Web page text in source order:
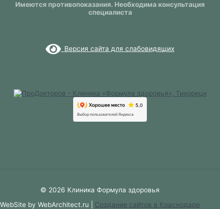
Имеются противопоказания. Необходима консультация
специалиста
Версия сайта для слабовидящих
© 2026 Клиника Формула здоровья
WebSite by WebArchitect.ru | Cоздание сайтов в Краснодаре